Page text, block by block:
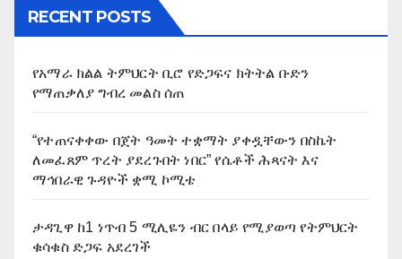
RECENT POSTS
የአማራ ክልል ትምህርት ቢሮ የድጋፍና ክትትል ቡድን
የማጠቃለያ ግብረ መልስ ሰጠ
“የተጠናቀቀው በጀት ዓመት ተቋማት ያቀዷቸውን በስኬት
ለመፈጸም ጥረት ያደረጉበት ነበር” የሴቶች ሕጻናት እና
ማኅበራዊ ጉዳዮች ቋሚ ኮሚቴ
ታዳጊዋ ከ1 ነጥብ 5 ሚሊዬን ብር በላይ የሚያወጣ የትምህርት
ቁሳቁስ ድጋፍ አደረገች